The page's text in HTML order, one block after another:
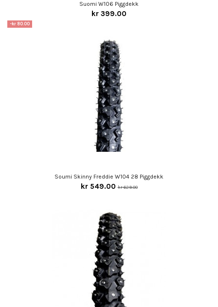
Suomi W106 Piggdekk
kr 399.00
-kr 80.00
Soumi Skinny Freddie W104 28 Piggdekk
kr 549.00kr 629.00